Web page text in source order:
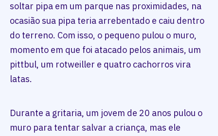
soltar pipa em um parque nas proximidades, na
ocasião sua pipa teria arrebentado e caiu dentro
do terreno. Com isso, o pequeno pulou o muro,
momento em que foi atacado pelos animais, um
pittbul, um rotweiller e quatro cachorros vira
latas.
Durante a gritaria, um jovem de 20 anos pulou o
muro para tentar salvar a criança, mas ele